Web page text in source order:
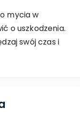
mycia w
o uszkodzenia.
swój czas i